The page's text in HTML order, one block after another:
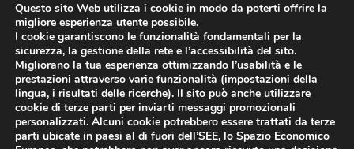
Via Industriale dell’Isola, 3
24040 Chignolo d’Isola (BG)
Social
Facebook
LinkedIn
Questo sito Web utilizza i cookie in modo da poterti offrire la
migliore esperienza utente possibile.
I cookie garantiscono le funzionalità fondamentali per la
sicurezza, la gestione della rete e l’accessibilità del sito.
Migliorano la tua esperienza ottimizzando l’usabilità e le
prestazioni attraverso varie funzionalità (impostazioni della
lingua, i risultati delle ricerche). Il sito può anche utilizzare
cookie di terze parti per inviarti messaggi promozionali
personalizzati. Alcuni cookie potrebbero essere trattati da terze
parti ubicate in paesi al di fuori dell’SEE, lo Spazio Economico